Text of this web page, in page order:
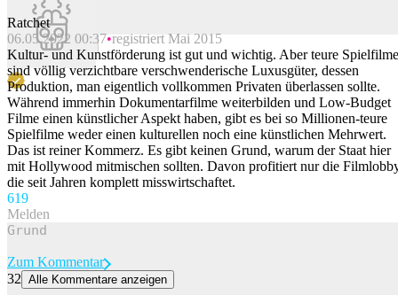
Beitrag melden
Ratchet
06.05.2022 00:37 registriert Mai 2015
Kultur- und Kunstförderung ist gut und wichtig. Aber teure Spielfilme
sind völlig verzichtbare verschwenderische Luxusgüter, dessen
Produktion, man eigentlich vollkommen Privaten überlassen sollte.
Während immerhin Dokumentarfilme weiterbilden und Low-Budget
Filme einen künstlicher Aspekt haben, gibt es bei so Millionen-teure
Spielfilme weder einen kulturellen noch eine künstlichen Mehrwert.
Das ist reiner Kommerz. Es gibt keinen Grund, warum der Staat hier
mit Hollywood mitmischen sollten. Davon profitiert nur die
die seit Jahren komplett misswirtschaftet.
619
Melden
Zum Kommentar
32 Alle Kommentare anzeigen